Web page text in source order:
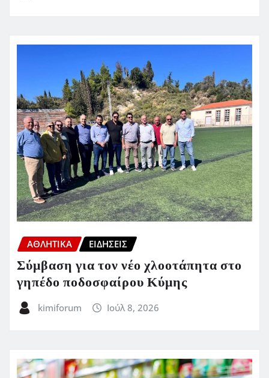
ΑΘΛΗΤΙΚΑ ΕΙΔΗΣΕΙΣ
Σύμβαση για τον νέο χλοοτάπητα στο
γηπέδο ποδοσφαίρου Κύμης
kimiforum Ιούλ 8, 2026